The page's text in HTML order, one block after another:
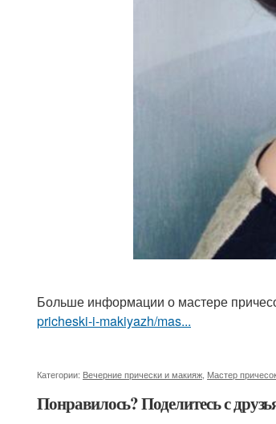
Больше информации о мастере
pricheski-i-makiyazh/mas...
Категории: Вечерние прически и макияж Мастер
Понравилось? Поделитесь с